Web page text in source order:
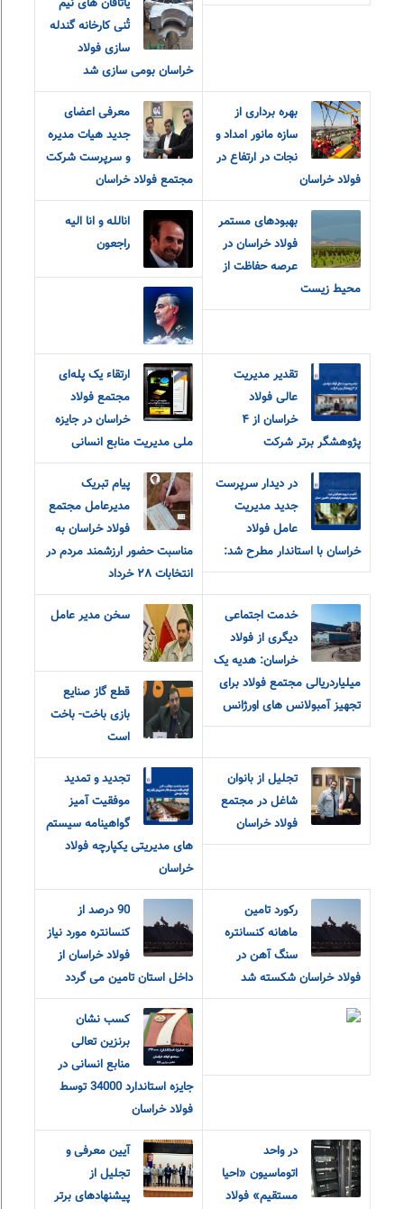
یاتاقان های نیم
تُنی کارخانه گندله
سازی فولاد
خراسان بومی سازی شد
بهره برداری از
سازه مانور امداد و
نجات در ارتفاع در
فولاد خراسان
معرفی اعضای
جدید هیات مدیره
و سرپرست شرکت
مجتمع فولاد خراسان
بهبودهای مستمر
فولاد خراسان در
عرصه حفاظت از
محیط زیست
انالله و انا الیه
راجعون
تقدیر مدیریت
عالی فولاد
خراسان از ۴
پژوهشگر برتر شرکت
ارتقاء یک پله‌ای
مجتمع فولاد
خراسان در جایزه
ملی مدیریت منابع انسانی
در دیدار سرپرست
جدید مدیریت
عامل فولاد
خراسان با استاندار مطرح شد:
پیام تبریک
مدیرعامل مجتمع
فولاد خراسان به
مناسبت حضور ارزشمند مردم در
انتخابات ٢٨ خرداد
خدمت اجتماعی
دیگری از فولاد
خراسان: هدیه یک
میلیاردریالی مجتمع فولاد برای
تجهیز آمبولانس های اورژانس
سخن مدیر عامل
قطع گاز صنایع
بازی باخت- باخت
است
تجلیل از بانوان
شاغل در مجتمع
فولاد خراسان
تجدید و تمدید
موفقیت آمیز
گواهینامه سیستم
های مدیریتی یکپارچه فولاد
خراسان
رکورد تامین
ماهانه کنسانتره
سنگ آهن در
فولاد خراسان شکسته شد
90 درصد از
کنسانتره مورد نیاز
فولاد خراسان از
داخل استان تامین می گردد
کسب نشان
برنزین تعالی
منابع انسانی در
جایزه استاندارد 34000 توسط
فولاد خراسان
در واحد
اتوماسیون «احیا
مستقیم» فولاد
آیین معرفی و
تجلیل از
پیشنهادهای برتر